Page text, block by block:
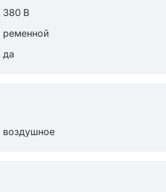
380 В
ременной
да
воздушное